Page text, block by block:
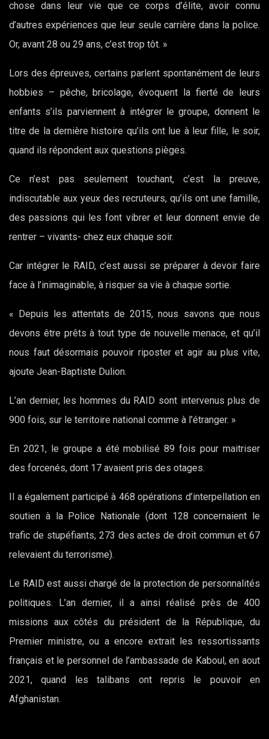
chose dans leur vie que ce corps d’élite, avoir connu
d’autres expériences que leur seule carrière dans la police.
Or, avant 28 ou 29 ans, c’est trop tôt. »
Lors des épreuves, certains parlent spontanément de leurs
hobbies – pêche, bricolage, évoquent la fierté de leurs
enfants s’ils parviennent à intégrer le groupe, donnent le
titre de la dernière histoire qu’ils ont lue à leur fille, le soir,
quand ils répondent aux questions pièges.
Ce n’est pas seulement touchant, c’est la preuve,
indiscutable aux yeux des recruteurs, qu’ils ont une famille,
des passions qui les font vibrer et leur donnent envie de
rentrer – vivants- chez eux chaque soir.
Car intégrer le RAID, c’est aussi se préparer à devoir faire
face à l’inimaginable, à risquer sa vie à chaque sortie.
« Depuis les attentats de 2015, nous savons que nous
devons être prêts à tout type de nouvelle menace, et qu’il
nous faut désormais pouvoir riposter et agir au plus vite,
ajoute Jean-Baptiste Dulion.
L’an dernier, les hommes du RAID sont intervenus plus de
900 fois, sur le territoire national comme à l’étranger. »
En 2021, le groupe a été mobilisé 89 fois pour maitriser
des forcenés, dont 17 avaient pris des otages.
Il a également participé à 468 opérations d’interpellation en
soutien à la Police Nationale (dont 128 concernaient le
trafic de stupéfiants, 273 des actes de droit commun et 67
relevaient du terrorisme).
Le RAID est aussi chargé de la protection de personnalités
politiques. L’an dernier, il a ainsi réalisé près de 400
missions aux côtés du président de la République, du
Premier ministre, ou a encore extrait les ressortissants
français et le personnel de l’ambassade de Kaboul, en aout
2021, quand les talibans ont repris le pouvoir en
Afghanistan.